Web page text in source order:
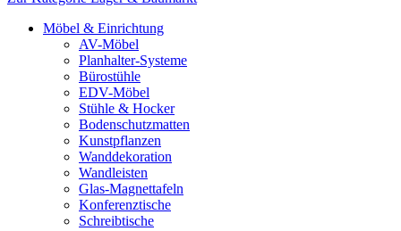
Möbel & Einrichtung
AV-Möbel
Planhalter-Systeme
Bürostühle
EDV-Möbel
Stühle & Hocker
Bodenschutzmatten
Kunstpflanzen
Wanddekoration
Wandleisten
Glas-Magnettafeln
Konferenztische
Schreibtische